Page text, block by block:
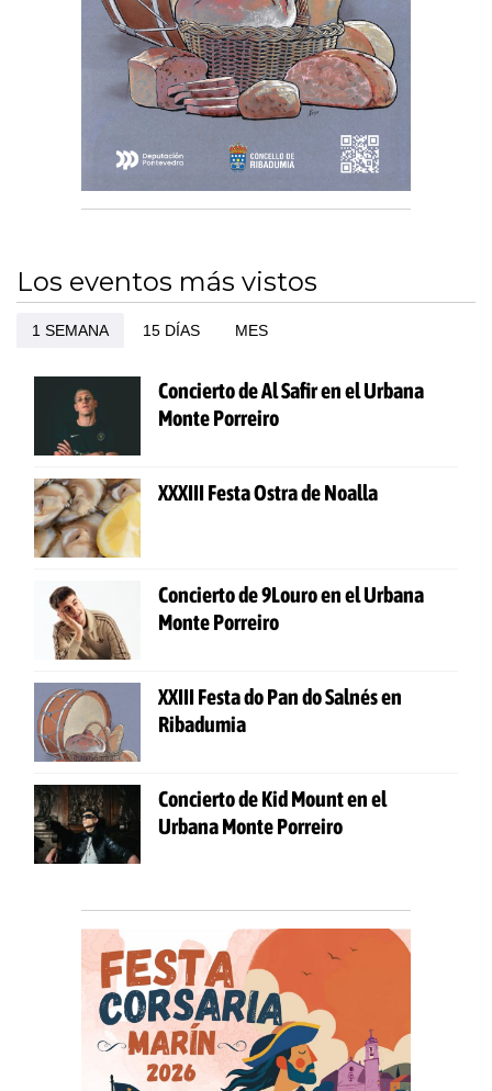
Los eventos más vistos
1 SEMANA 15 DÍAS MES
Concierto de Al Safir en el Urbana
Monte Porreiro
XXXIII Festa Ostra de Noalla
Concierto de 9Louro en el Urbana
Monte Porreiro
XXIII Festa do Pan do Salnés en
Ribadumia
Concierto de Kid Mount en el
Urbana Monte Porreiro